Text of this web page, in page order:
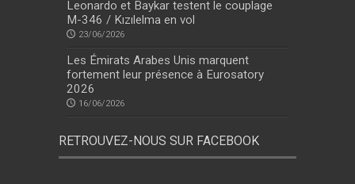
Leonardo et Baykar testent le couplage
M-346 / Kızılelma en vol
23/06/2026
Les Émirats Arabes Unis marquent
fortement leur présence à Eurosatory
2026
16/06/2026
RETROUVEZ-NOUS SUR FACEBOOK